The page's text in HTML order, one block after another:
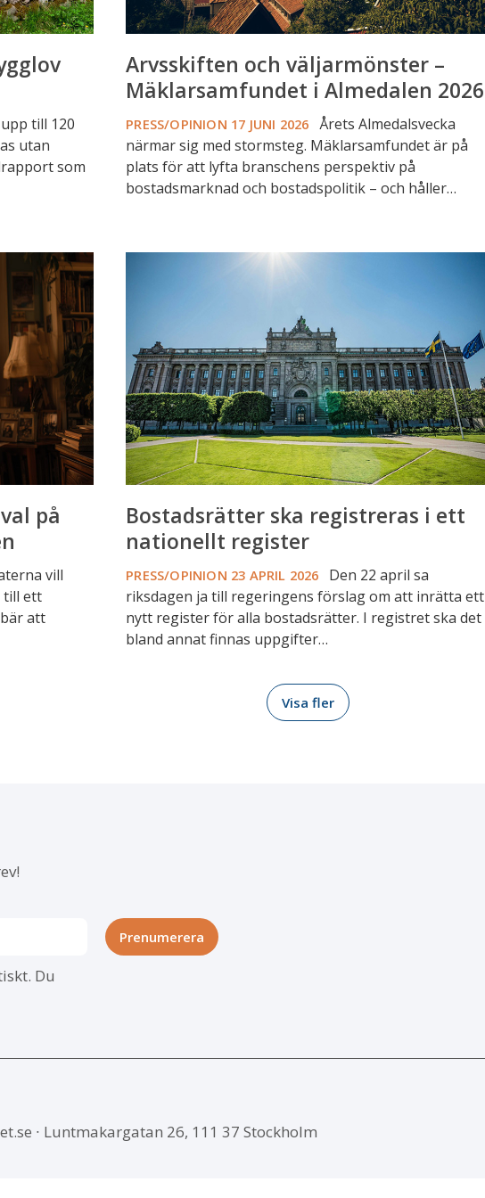
till 120
utan
som
Arvsskiften och väljarmönster –
Mäklarsamfundet i Almedalen 2026
PRESS/OPINION 17 JUNI 2026 Årets Almedalsvecka
närmar sig med stormsteg. Mäklarsamfundet är på
plats för att lyfta branschens perspektiv på
bostadsmarknad och bostadspolitik – och håller…
på
vill
till ett
att
nationellt
register
Bostadsrätter ska registreras i ett
nationellt register
PRESS/OPINION 23 APRIL 2026
Den 22 april sa
riksdagen ja till regeringens förslag om att inrätta ett
nytt register för alla bostadsrätter. I registret ska det
bland annat finnas uppgifter…
Visa fler
Du
∙ Luntmakargatan 26, 111 37 Stockholm